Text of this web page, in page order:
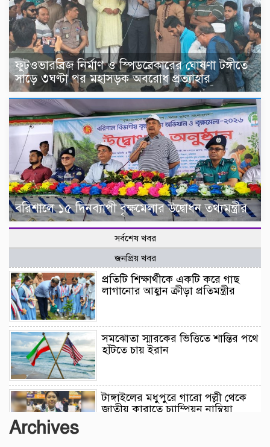
ফুটওভারব্রিজ নির্মাণ ও স্পিডব্রেকারের ঘোষণা টঙ্গীতে
সাড়ে ৩ঘণ্টা পর মহাসড়ক অবরোধ প্রত্যাহার
বরিশালে ১৫ দিনব্যাপী বৃক্ষমেলার উদ্বোধন তথ্যমন্ত্রীর
সর্বশেষ খবর
জনপ্রিয় খবর
প্রতিটি শিক্ষার্থীকে একটি করে গাছ
লাগানোর আহ্বান ক্রীড়া প্রতিমন্ত্রীর
সমঝোতা স্মারকের ভিত্তিতে শান্তির পথে
হাঁটতে চায় ইরান
টাঙ্গাইলের মধুপুরে গারো পল্লী থেকে
জাতীয় কারাতে চ্যাম্পিয়ন নাম্বিয়া
Archives